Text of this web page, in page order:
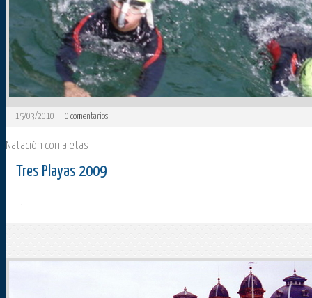
15/03/2010 0 comentarios
Natación con aletas
Tres Playas 2009
...